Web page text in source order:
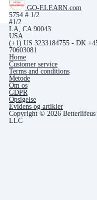
GO-ELEARN.com
5754 # 1/2
#1/2
LA, CA 90043
USA
(+1) US 3233184755 - DK
70603081
Home
Customer service
Terms and conditions
Metode
Om os
GDPR
Opsigelse
Evidens og artikler
Copyright © 2026 Betterlifeus
LLC